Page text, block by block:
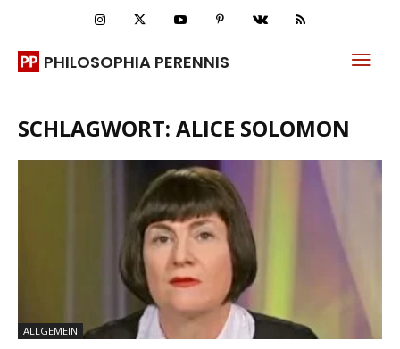
PHILOSOPHIA PERENNIS
SCHLAGWORT: ALICE SOLOMON
ALLGEMEIN